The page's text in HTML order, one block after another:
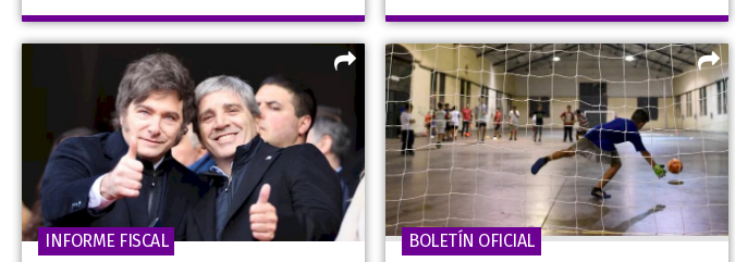
INFORME FISCAL BOLETÍN OFICIAL